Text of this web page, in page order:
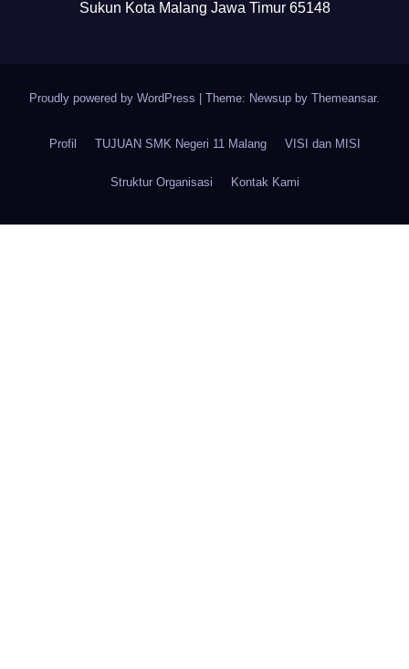
Sukun Kota Malang Jawa Timur 65148
Proudly powered by WordPress Theme: Newsup by Themeansar.
Profil TUJUAN SMK Negeri 11 Malang VISI dan MISI
Struktur Organisasi Kontak Kami